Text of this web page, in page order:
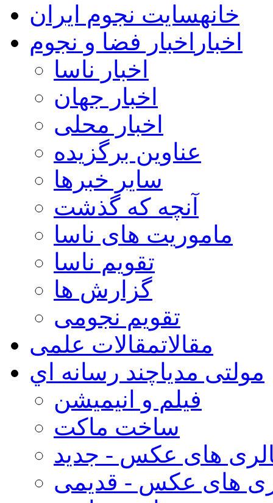
خانهسایت نجوم ایران
اخبار اخبار فضا و نجوم
اخبار ناسا
اخبار جهان
اخبار محلی
عناوین برگزیده
سایر خبرها
آنچه که گذشت
ماموریت های ناسا
تقویم ناسا
گزارش ها
تقویم نجومی
مقالاتمقالات علمی
مولتی مدیاچند رسانه اي
فیلم و انیمیشن
ساخت ماکت
های عکس - جدید
های عکس - قدیمی